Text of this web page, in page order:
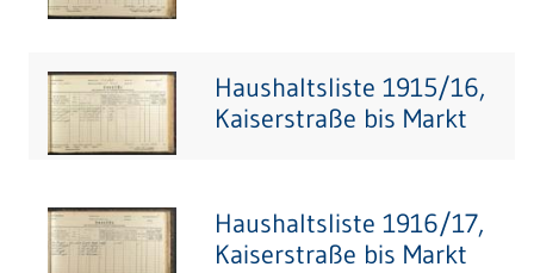
Haushaltsliste 1915/16,
Kaiserstraße bis Markt
Haushaltsliste 1916/17,
Kaiserstraße bis Markt